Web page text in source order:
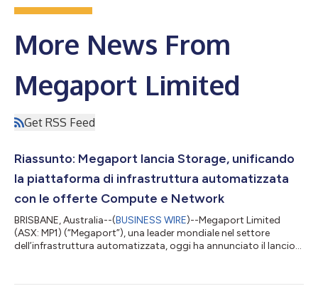
More News From
Megaport Limited
Get RSS Feed
Riassunto: Megaport lancia Storage, unificando
la piattaforma di infrastruttura automatizzata
con le offerte Compute e Network
BRISBANE, Australia--(BUSINESS WIRE)--Megaport Limited
(ASX: MP1) (“Megaport”), una leader mondiale nel settore
dell’infrastruttura automatizzata, oggi ha annunciato il lancio
Storage integra l’archiviazione cloud aziendale ad alte